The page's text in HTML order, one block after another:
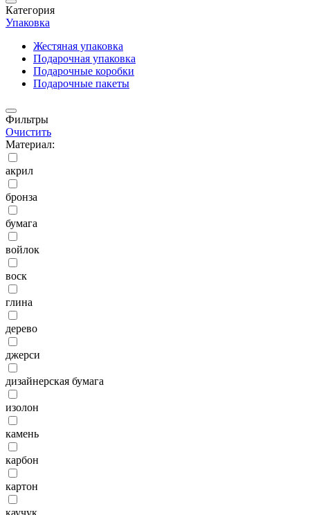
Категория
Упаковка
Жестяная упаковка
Подарочная упаковка
Подарочные коробки
Подарочные пакеты
Фильтры
Очистить
Материал:
акрил
бронза
бумага
войлок
воск
глина
дерево
джерси
дизайнерская бумага
изолон
камень
карбон
картон